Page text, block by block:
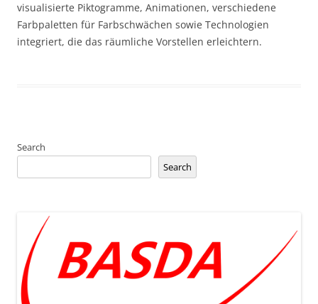
visualisierte Piktogramme, Animationen, verschiedene
Farbpaletten für Farbschwächen sowie Technologien
integriert, die das räumliche Vorstellen erleichtern.
Search
Search